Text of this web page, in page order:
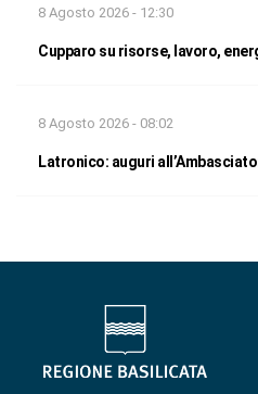
8 Agosto 2026 - 12:30
Cupparo su risorse, lavoro,
8 Agosto 2026 - 08:02
Latronico: auguri